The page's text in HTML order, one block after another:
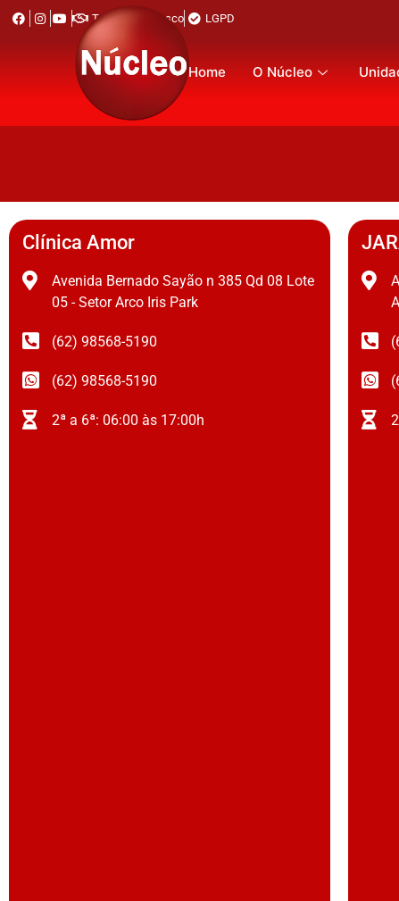
Trabalhe Conosco LGPD
Home O Núcleo
Clínica Amor
Avenida Bernado Sayão n 385 Qd 08 Lote
05 - Setor Arco Iris Park
(62) 98568-5190
(62) 98568-5190
2ª a 6ª: 06:00 às 17:00h